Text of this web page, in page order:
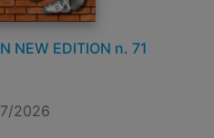
NEW EDITION n. 71
2026